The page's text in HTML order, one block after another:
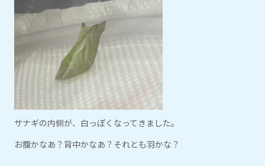
サナギの内側が、白っぽくなってきました。
お腹かなあ？背中かなあ？それとも羽かな？